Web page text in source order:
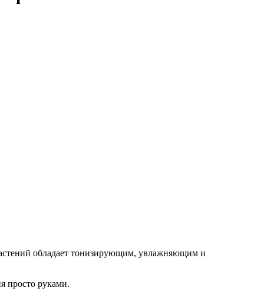
обладает тонизирующим, увлажняющим и
просто руками.